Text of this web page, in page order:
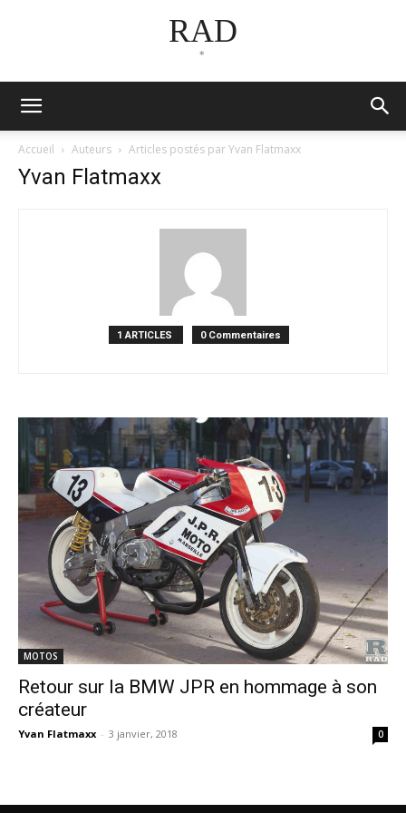
RAD
*
Accueil Auteurs Articles postés par Yvan Flatmaxx
Yvan Flatmaxx
1 ARTICLES 0 Commentaires
MOTOS
Retour sur la BMW JPR en hommage à son
créateur
Yvan Flatmaxx - 3 janvier, 2018 0